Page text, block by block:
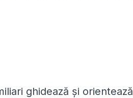
ghidează și orientează